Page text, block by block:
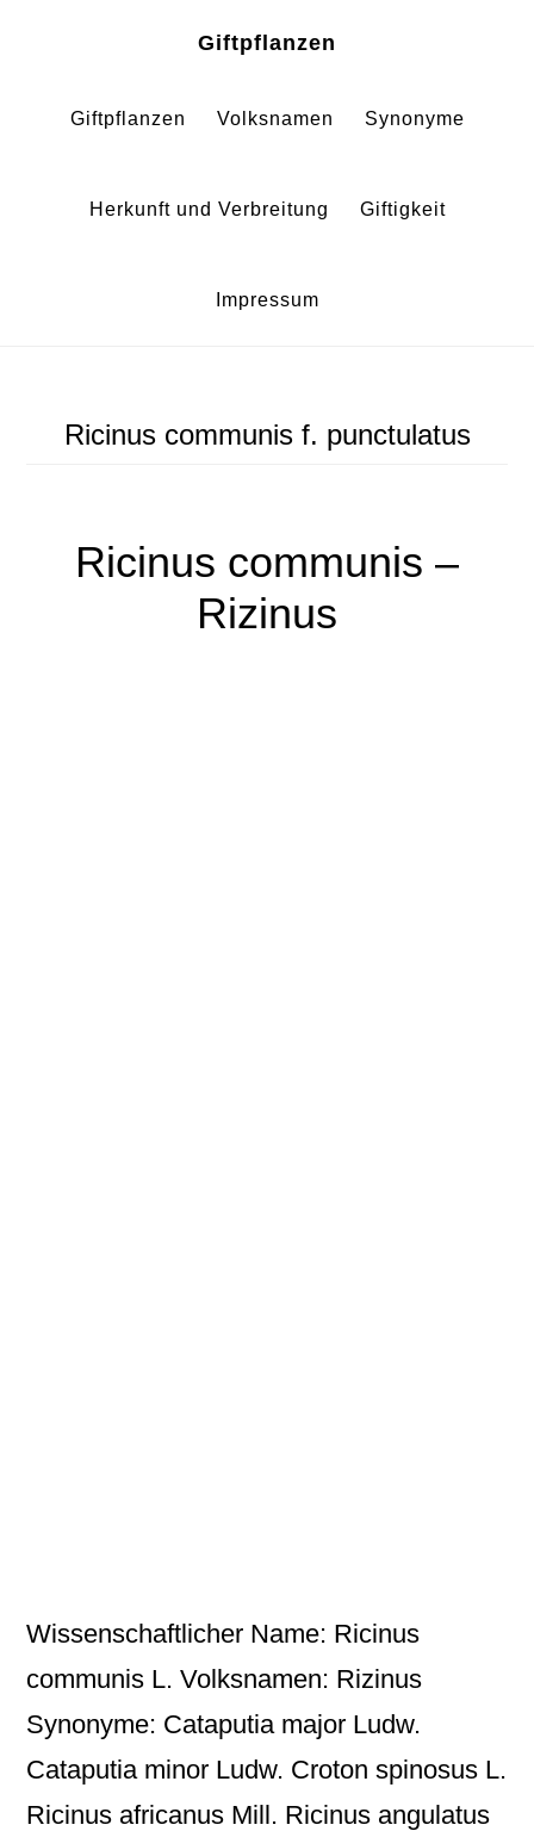
springen
springen
Giftpflanzen
Giftpflanzen Volksnamen Synonyme
Herkunft und Verbreitung Giftigkeit
Impressum
Ricinus communis f. punctulatus
Ricinus communis –
Rizinus
Wissenschaftlicher Name: Ricinus
communis L. Volksnamen: Rizinus
Synonyme: Cataputia major Ludw.
Cataputia minor Ludw. Croton spinosus L.
Ricinus africanus Mill. Ricinus angulatus